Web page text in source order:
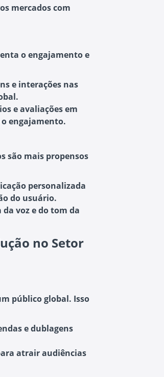
mercados com
o engajamento e
e interações nas
e avaliações em
engajamento.
são mais propensos
personalizada
do usuário.
voz e do tom da
no Setor
público global. Isso
e dublagens
atrair audiências